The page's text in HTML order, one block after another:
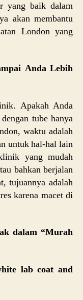
yang baik dalam
akan membantu
London yang
Anda Lebih
Apakah Anda
tube hanya
waktu adalah
untuk hal-hal lain
yang mudah
bahkan berjalan
tujuannya adalah
karena macet di
dalam “Murah